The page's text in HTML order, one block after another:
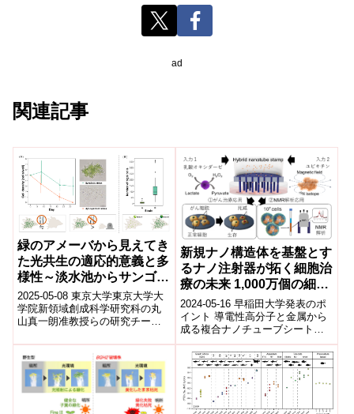
ad
関連記事
緑のアメーバから見えてき
た光共生の適応的意義と多
様性～淡水池からサンゴ礁
まで、光共生成立の普遍的
な仕組みの理解に貢献～
2025-05-08 東京大学東京大学大
学院新領域創成科学研究科の丸
山真一朗准教授らの研究チーム
内に共生させるアメーバ
「Mayore...
新規ナノ構造体を基盤とす
るナノ注射器が拓く細胞治
療の未来 1,000万個の細胞
に複数たんぱく質を「高効
率」「高生存率」導入 ～
たんぱく質を用いたがん治
療およびNMR解析への利
用を実証～
2024-05-16 早稲田大学発表のポ
イント 導電性高分子と金属から
成る複合ナノチューブシートを
改良し、複数のタンパク質を細
胞内に高効率・高生存率で導入
するた...